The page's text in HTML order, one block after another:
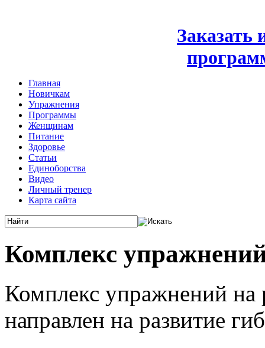
Заказать
Главная
Новичкам
Упражнения
Программы
Женщинам
Питание
Здоровье
Статьи
Единоборства
Видео
Личный тренер
Карта сайта
Комплекс
Комплекс упражнений на
направлен на развитие